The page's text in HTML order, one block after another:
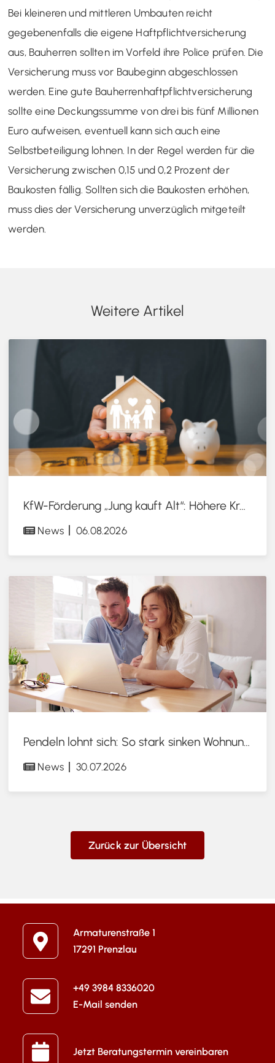
Bei kleineren und mittleren Umbauten reicht
gegebenenfalls die eigene Haftpflichtversicherung
aus, Bauherren sollten im Vorfeld ihre Police prüfen. Die
Versicherung muss vor Baubeginn abgeschlossen
werden. Eine gute Bauherrenhaftpflichtversicherung
sollte eine Deckungssumme von drei bis fünf Millionen
Euro aufweisen, eventuell kann sich auch eine
Selbstbeteiligung lohnen. In der Regel werden für die
Versicherung zwischen 0,15 und 0,2 Prozent der
Baukosten fällig. Sollten sich die Baukosten erhöhen,
muss dies der Versicherung unverzüglich mitgeteilt
werden.
Weitere Artikel
KfW-Förderung „Jung kauft Alt“: Höhere Kredite ab August 2026
News 06.08.2026
Pendeln lohnt sich: So stark sinken Wohnungspreise im Umland
News 30.07.2026
Zurück zur Übersicht
Armaturenstraße 1
17291 Prenzlau
+49 3984 8336020
E-Mail senden
Jetzt Beratungstermin vereinbaren